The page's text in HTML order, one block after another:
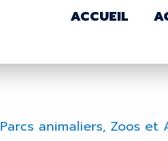
ACCUEIL
Parcs animaliers, Zoos et